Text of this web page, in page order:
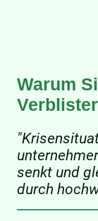
Warum
senkt und
durch